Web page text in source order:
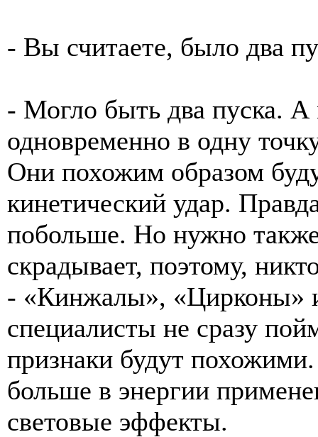
- Вы считаете, было два
- Могло быть два пуска. А
одновременно в одну
Они похожим образом
кинетический удар.
побольше. Но нужно
скрадывает, поэтому,
- «Кинжалы», «Цирконы»
специалисты не сразу
признаки будут
больше в энергии
световые эффекты.